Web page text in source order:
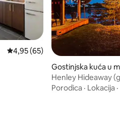
Prosječna ocjena: 4,95 od 5,
4,95 (65)
Gostinjska kuća u
Dalhousie
Henley Hideaway
obalu, za 4 osobe)
Porodica · Lokacija ·